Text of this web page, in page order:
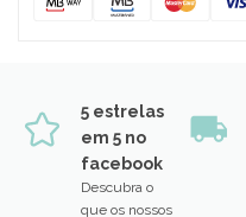
5 estrelas
em 5 no
facebook
Descubra o
que os nossos